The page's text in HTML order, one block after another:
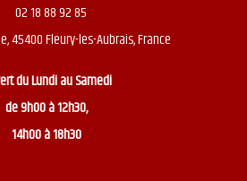
02 18 88 92 85
45400 Fleury-les-Aubrais, France
duLundi au Samedi
de 9h00 à 12h30,
14h00 à 18h30